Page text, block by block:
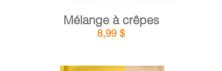
Mélange à crêpes
8,99 $